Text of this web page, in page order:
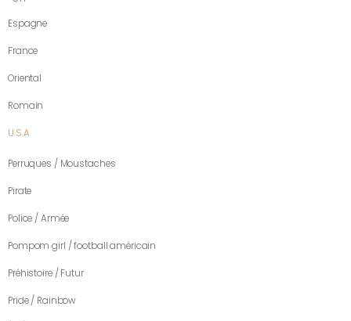
Espagne
France
Oriental
Romain
U.S.A
Perruques / Moustaches
Pirate
Police / Armée
Pompom girl / football américain
Préhistoire / Futur
Pride / Rainbow